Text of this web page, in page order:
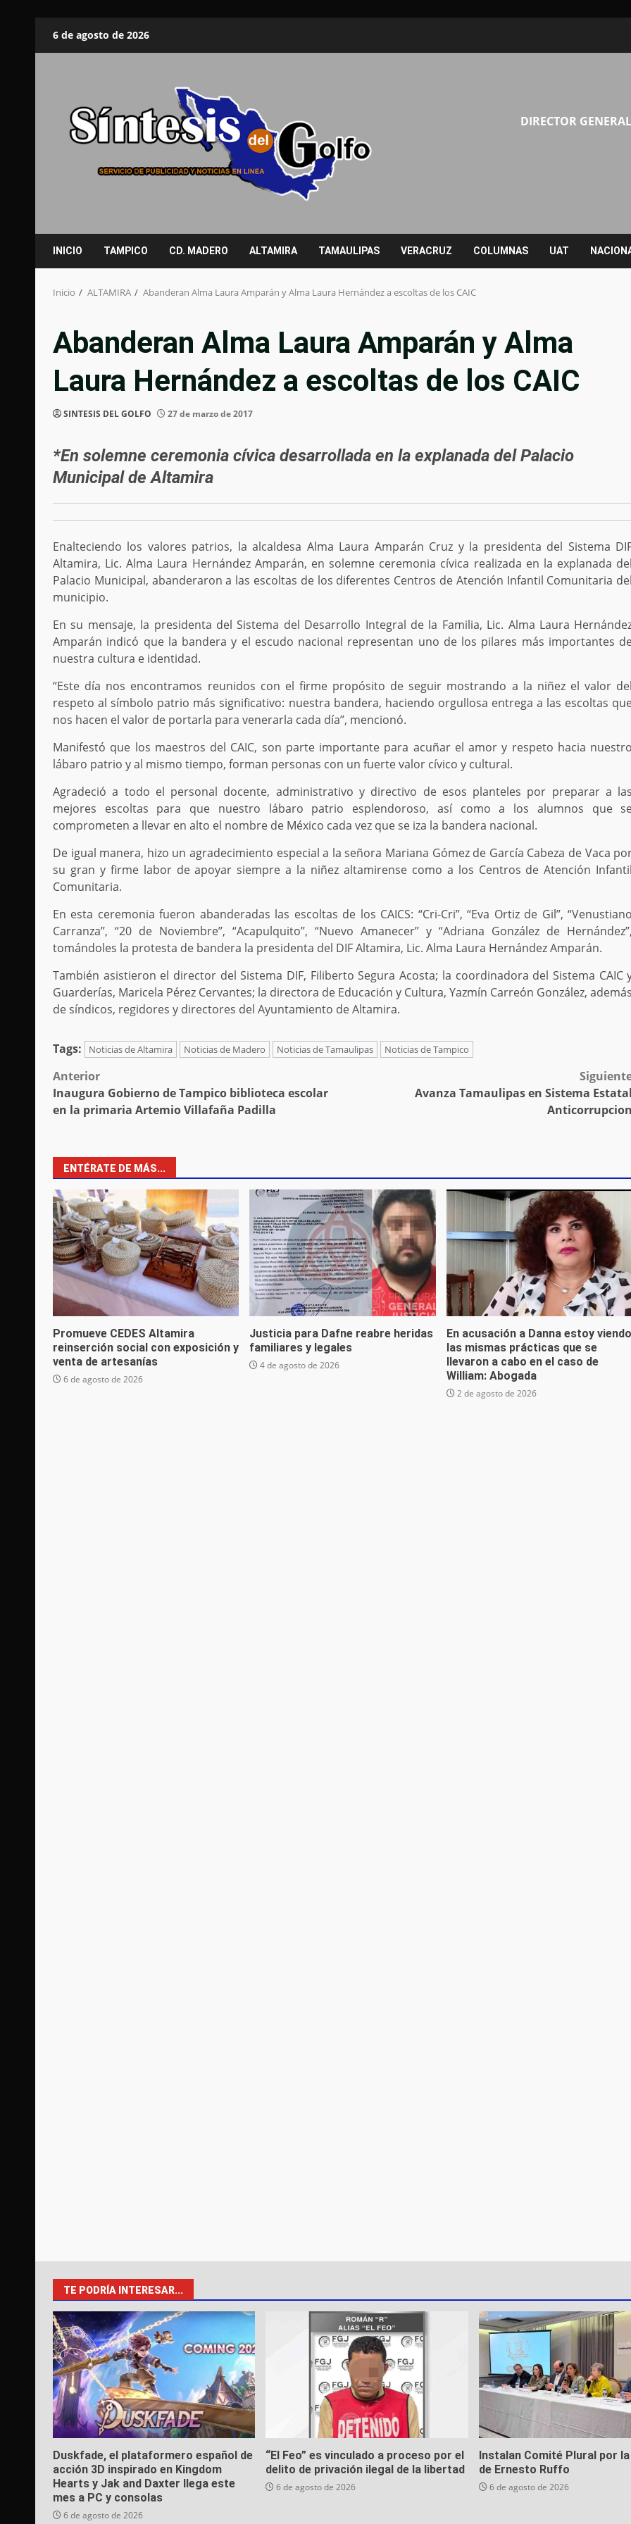
6 de agosto de 2026
DIRECTOR
INICIO TAMPICO CD. MADERO ALTAMIRA TAMAULIPAS VERACRUZ COLUMNAS UAT
Inicio ALTAMIRA Abanderan Alma Laura Amparán y Alma Laura Hernández a escoltas de los CAIC
Abanderan Alma Laura Amparán y Alma
Laura Hernández a escoltas de los CAIC
SINTESIS DEL GOLFO 27 de marzo de 2017
*En solemne ceremonia cívica desarrollada en la explanada del Palacio
Municipal de Altamira
Enalteciendo los valores patrios, la alcaldesa Alma Laura Amparán Cruz y la presidenta del Sistema
Altamira, Lic. Alma Laura Hernández Amparán, en solemne ceremonia cívica realizada en la explanada
Palacio Municipal, abanderaron a las escoltas de los diferentes Centros de Atención Infantil Comunitaria
municipio.
En su mensaje, la presidenta del Sistema del Desarrollo Integral de la Familia, Lic. Alma Laura
Amparán indicó que la bandera y el escudo nacional representan uno de los pilares más importantes
nuestra cultura e identidad.
“Este día nos encontramos reunidos con el firme propósito de seguir mostrando a la niñez el valor
respeto al símbolo patrio más significativo: nuestra bandera, haciendo orgullosa entrega a las escoltas
nos hacen el valor de portarla para venerarla cada día’’, mencionó.
Manifestó que los maestros del CAIC, son parte importante para acuñar el amor y respeto hacia
lábaro patrio y al mismo tiempo, forman personas con un fuerte valor cívico y cultural.
Agradeció a todo el personal docente, administrativo y directivo de esos planteles por preparar a
mejores escoltas para que nuestro lábaro patrio esplendoroso, así como a los alumnos que
comprometen a llevar en alto el nombre de México cada vez que se iza la bandera nacional.
De igual manera, hizo un agradecimiento especial a la señora Mariana Gómez de García Cabeza de Vaca
su gran y firme labor de apoyar siempre a la niñez altamirense como a los Centros deAtención
Comunitaria.
En esta ceremonia fueron abanderadas las escoltas de los CAICS: “Cri-Cri’’, “Eva Ortiz de Gil’’,
Carranza’’, “20 de Noviembre’’, “Acapulquito’’, “Nuevo Amanecer’’ y“Adriana González de
tomándoles la protesta de bandera la presidenta del DIF Altamira, Lic. Alma Laura Hernández Amparán.
También asistieron el director del Sistema DIF, Filiberto Segura Acosta; la coordinadora del Sistema CAIC
Guarderías, Maricela Pérez Cervantes; la directora de Educación y Cultura, Yazmín Carreón González,
de síndicos, regidores y directores del Ayuntamiento de Altamira.
Tags: Noticias de Altamira Noticias de Madero Noticias de Tamaulipas Noticias de Tampico
Post
navigation
Anterior
Inaugura Gobierno de Tampico biblioteca escolar
en la primaria Artemio Villafaña Padilla
Avanza Tamaulipas en Sistema
ENTÉRATE DE MÁS...
Promueve CEDES Altamira
reinserción social con exposición y
venta de artesanías
6 de agosto de 2026
Justicia para Dafne reabre heridas
familiares y legales
4 de agosto de 2026
En acusación a Danna estoy viendo
las mismas prácticas que se
llevaron a cabo en el caso de
William: Abogada
2 de agosto de 2026
TE PODRÍA INTERESAR...
Duskfade, el plataformero español de
acción 3D inspirado en Kingdom
Hearts y Jak and Daxter llega este
mes a PC y consolas
6 de agosto de 2026
“El Feo” es vinculado a proceso por el
delito de privación ilegal de la libertad
6 de agosto de 2026
Instalan Comité Plural por
de Ernesto Ruffo
6 de agosto de 2026